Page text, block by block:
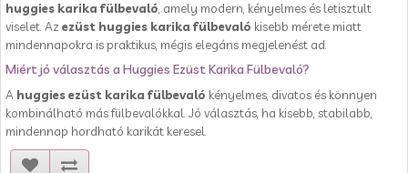
huggies karika fülbevaló , amely modern, kényelmes és letisztult
viselet. Az ezüst huggies karika fülbevaló kisebb mérete miatt
mindennapokra is praktikus, mégis elegáns megjelenést ad.
Miért jó választás a Huggies Ezüst Karika Fülbevaló?
A huggies ezüst karika fülbevaló kényelmes, divatos és könnyen
kombinálható más fülbevalókkal. Jó választás, ha kisebb, stabilabb,
mindennap hordható karikát keresel.